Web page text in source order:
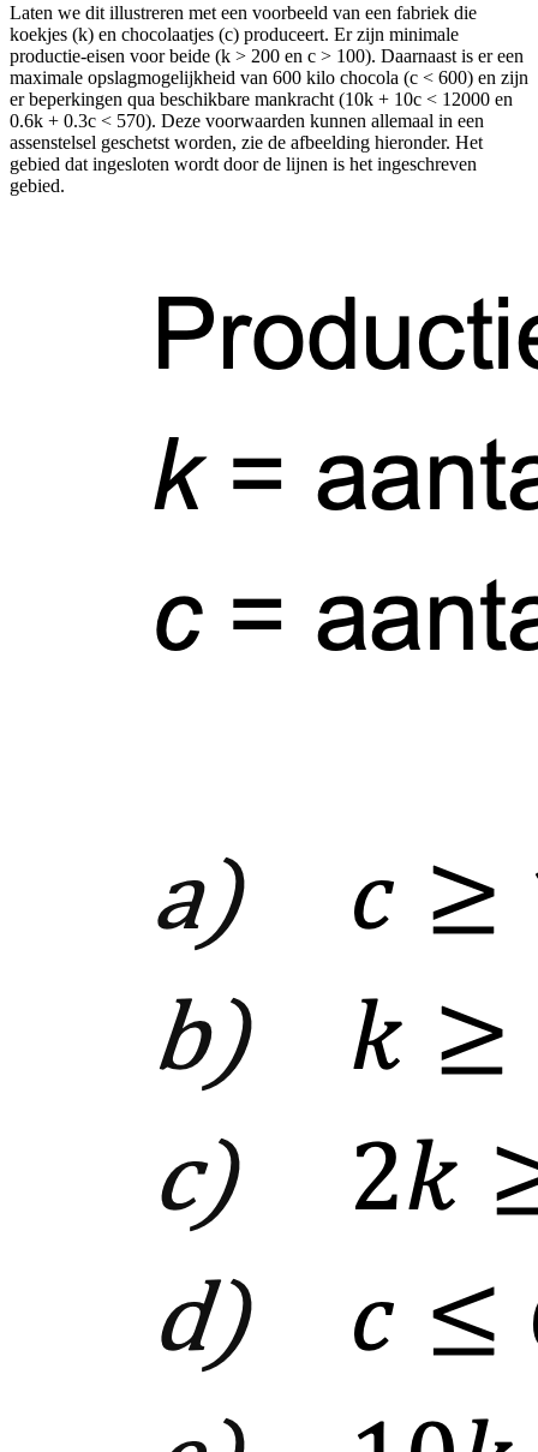
Laten we dit illustreren met een voorbeeld van een fabriek die
koekjes (k) en chocolaatjes (c) produceert. Er zijn minimale
productie-eisen voor beide (k > 200 en c > 100). Daarnaast is er een
maximale opslagmogelijkheid van 600 kilo chocola (c < 600) en zijn
er beperkingen qua beschikbare mankracht (10k + 10c < 12000 en
0.6k + 0.3c < 570). Deze voorwaarden kunnen allemaal in een
assenstelsel geschetst worden, zie de afbeelding hieronder. Het
gebied dat ingesloten wordt door de lijnen is het ingeschreven
gebied.